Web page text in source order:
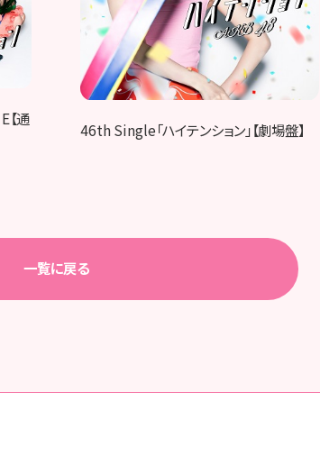
【通
46th Single「ハイテンション」【劇場盤】
一覧に戻る